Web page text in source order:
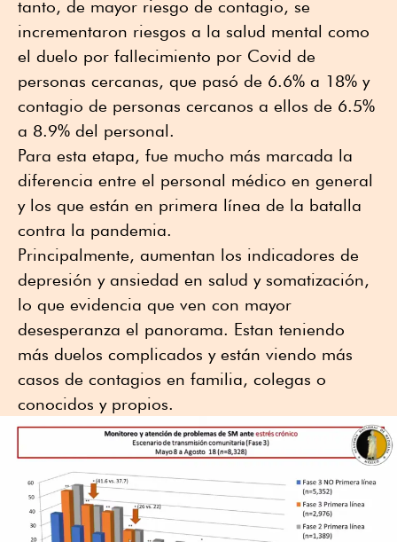
tanto, de mayor riesgo de contagio, se
incrementaron riesgos a la salud mental como
el duelo por fallecimiento por Covid de
personas cercanas, que pasó de 6.6% a 18% y
contagio de personas cercanos a ellos de 6.5%
a 8.9% del personal.
Para esta etapa, fue mucho más marcada la
diferencia entre el personal médico en general
y los que están en primera línea de la batalla
contra la pandemia.
Principalmente, aumentan los indicadores de
depresión y ansiedad en salud y somatización,
lo que evidencia que ven con mayor
desesperanza el panorama. Estan teniendo
más duelos complicados y están viendo más
casos de contagios en familia, colegas o
conocidos y propios.